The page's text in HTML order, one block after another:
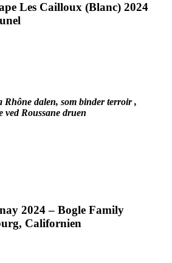
Les Cailloux (Blanc) 2024
dalen, som binderterroir ,
ved Roussane druen
2024 – Bogle Family
Californien